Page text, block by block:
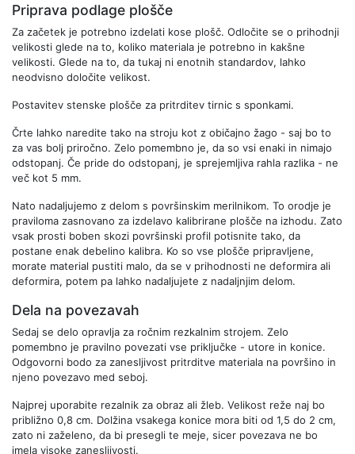
Priprava podlage plošče
Za začetek je potrebno izdelati kose plošč. Odločite se o prihodnji
velikosti glede na to, koliko materiala je potrebno in kakšne
velikosti. Glede na to, da tukaj ni enotnih standardov, lahko
neodvisno določite velikost.
Postavitev stenske plošče za pritrditev tirnic s sponkami.
Črte lahko naredite tako na stroju kot z običajno žago - saj bo to
za vas bolj priročno. Zelo pomembno je, da so vsi enaki in nimajo
odstopanj. Če pride do odstopanj, je sprejemljiva rahla razlika - ne
več kot 5 mm.
Nato nadaljujemo z delom s površinskim merilnikom. To orodje je
praviloma zasnovano za izdelavo kalibrirane plošče na izhodu. Zato
vsak prosti boben skozi površinski profil potisnite tako, da
postane enak debelino kalibra. Ko so vse plošče pripravljene,
morate material pustiti malo, da se v prihodnosti ne deformira ali
deformira, potem pa lahko nadaljujete z nadaljnjim delom.
Dela na povezavah
Sedaj se delo opravlja za ročnim rezkalnim strojem. Zelo
pomembno je pravilno povezati vse priključke - utore in konice.
Odgovorni bodo za zanesljivost pritrditve materiala na površino in
njeno povezavo med seboj.
Najprej uporabite rezalnik za obraz ali žleb. Velikost reže naj bo
približno 0,8 cm. Dolžina vsakega konice mora biti od 1,5 do 2 cm,
zato ni zaželeno, da bi presegli te meje, sicer povezava ne bo
imela visoke zanesljivosti.